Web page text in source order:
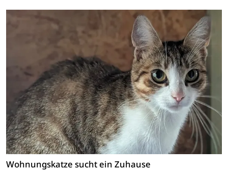
Wohnungskatze sucht ein Zuhause